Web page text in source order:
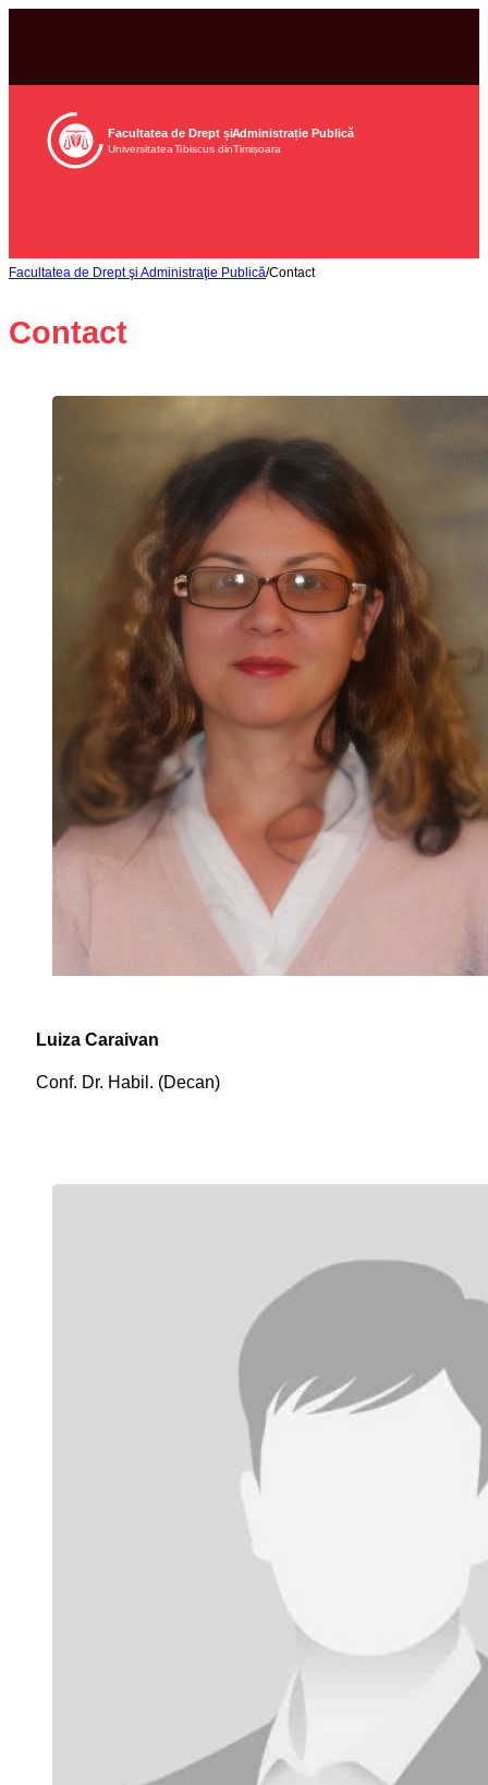
Universitatea Tibiscus din Timișoara
Facultatea de Drept și Administrație Publică
Facultatea de Drept şi Administraţie Publică/Contact
Contact
Luiza Caraivan
Conf. Dr. Habil. (Decan)